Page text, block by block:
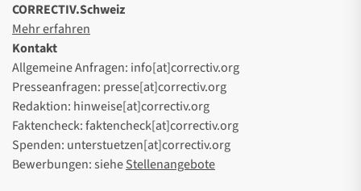
CORRECTIV.Schweiz
Mehr erfahren
Kontakt
Allgemeine Anfragen: info[at]correctiv.org
Presseanfragen: presse[at]correctiv.org
Redaktion: hinweise[at]correctiv.org
Faktencheck: faktencheck[at]correctiv.org
Spenden: unterstuetzen[at]correctiv.org
Bewerbungen: sieheStellenangebote